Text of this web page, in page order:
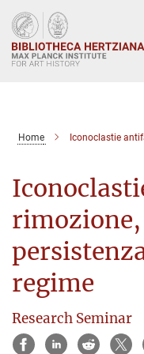
Main-
Content
Home Iconoclastie
regime
Research Seminar